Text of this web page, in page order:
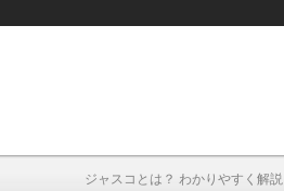
ジャスコとは？ わかりやすく解説